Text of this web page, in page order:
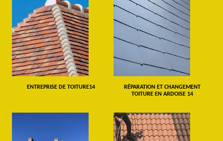
ENTREPRISE DE TOITURE14
RÉPARATION ET CHANGEMENT
TOITURE EN ARDOISE 14